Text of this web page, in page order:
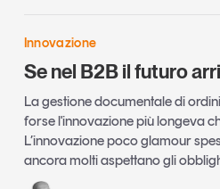
Innovazione
Se nel B2B il futuro
La gestione documentale di
forse l'innovazione più longeva
L’innovazione poco glamour
ancora molti aspettano gli